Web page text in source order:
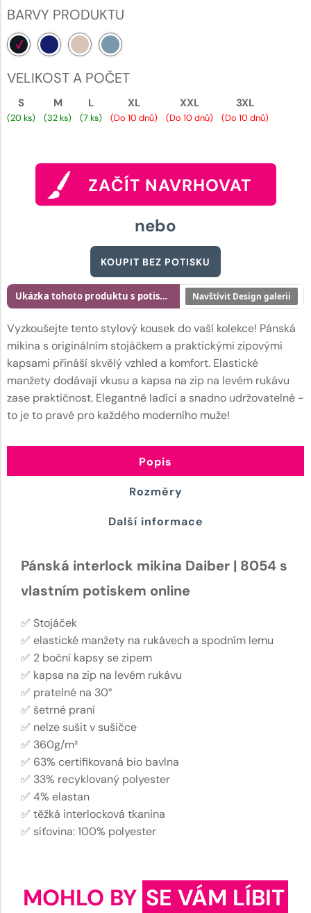
BARVY PRODUKTU
VELIKOST A POČET
S
(20 ks)
M
(32 ks)
L
(7 ks)
XL
(Do 10 dnů)
XXL
(Do 10 dnů)
3XL
(Do 10 dnů)
ZAČÍT NAVRHOVAT
nebo
KOUPIT BEZ POTISKU
Vyzkoušejte tento stylový kousek do vaší kolekce! Pánská
mikina s originálním stojáčkem a praktickými zipovými
kapsami přináší skvělý vzhled a komfort. Elastické
manžety dodávají vkusu a kapsa na zip na levém rukávu
zase praktičnost. Elegantně ladící a snadno udržovatelné -
to je to pravé pro každého moderního muže!
Ukázka tohoto produktu s potiskem Navštívit Design galerii
Popis
Rozměry
Další informace
Pánská interlock mikina Daiber | 8054 s
vlastním potiskem online
✅ Stojáček
✅ elastické manžety na rukávech a spodním lemu
✅ 2 boční kapsy se zipem
✅ kapsa na zip na levém rukávu
✅ pratelné na 30°
✅ šetrné praní
✅ nelze sušit v sušičce
✅ 360g/m²
✅ 63% certifikovaná bio bavlna
✅ 33% recyklovaný polyester
✅ 4% elastan
✅ těžká interlocková tkanina
✅ síťovina: 100% polyester
MOHLO BY SE VÁM LÍBIT